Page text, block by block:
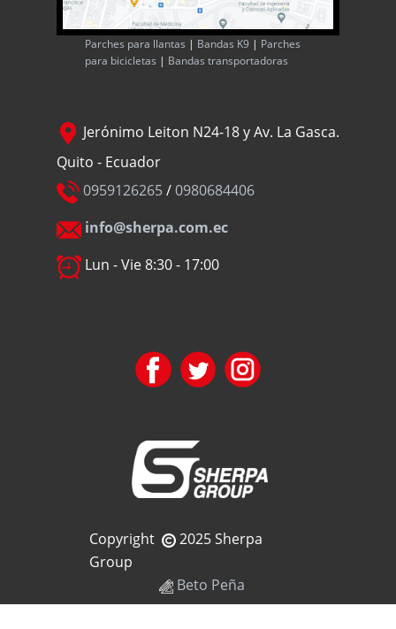
Parches para llantas | Bandas K9 | Parches
para bicicletas | Bandas transportadoras
Jerónimo Leiton N24-18 y Av. La Gasca.
Quito - Ecuador
0959126265/0980684406
info@sherpa.com.ec
Lun - Vie 8:30 - 17:00
Copyright
2025 Sherpa
Group
Beto Peña